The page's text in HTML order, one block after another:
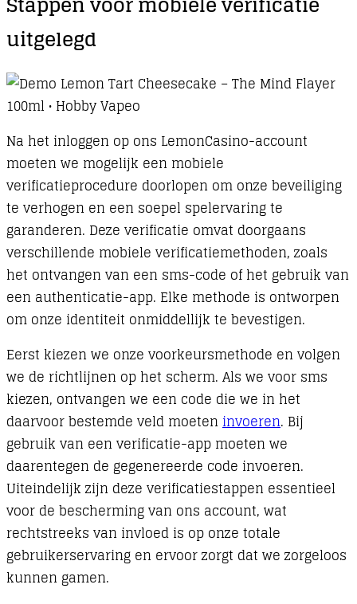
uitgelegd
Na het inloggen op ons LemonCasino-account
moeten we mogelijk een mobiele
verificatieprocedure doorlopen om onze beveiliging
te verhogen en een soepel spelervaring te
garanderen. Deze verificatie omvat doorgaans
verschillende mobiele verificatiemethoden, zoals
het ontvangen van een sms-code of het gebruik van
een authenticatie-app. Elke methode is ontworpen
om onze identiteit onmiddellijk te bevestigen.
Eerst kiezen we onze voorkeursmethode en volgen
we de richtlijnen op het scherm. Als we voor sms
kiezen, ontvangen we een code die we in het
daarvoor bestemde veld moeten invoeren. Bij
gebruik van een verificatie-app moeten we
daarentegen de gegenereerde code invoeren.
Uiteindelijk zijn deze verificatiestappen essentieel
voor de bescherming van ons account, wat
rechtstreeks van invloed is op onze totale
gebruikerservaring en ervoor zorgt dat we zorgeloos
kunnen gamen.